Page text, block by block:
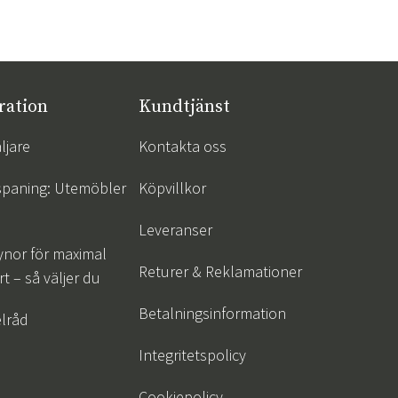
Utemöbler
för maximal
– så väljer du
Kundtjänst
Kontakta oss
Köpvillkor
Leveranser
Returer & Reklamationer
Betalningsinformation
Integritetspolicy